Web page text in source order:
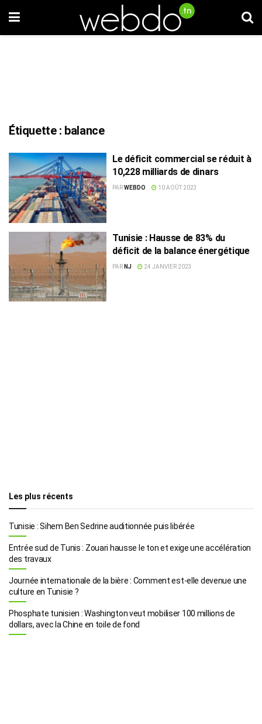
Étiquette : balance
Le déficit commercial se réduit à
10,228 milliards de dinars
PARWEBDO 10 AOÛT 2023
Tunisie : Hausse de 83% du
déficit de la balance énergétique
PAR NJ 24 JANVIER 2023
Les plus récents
Tunisie : Sihem Ben Sedrine auditionnée puis libérée
Entrée sud de Tunis : Zouari hausse le ton et exige une accélération
des travaux
Journée internationale de la bière : Comment est-elle devenue une
culture en Tunisie ?
Phosphate tunisien : Washington veut mobiliser 100 millions de
dollars, avec la Chine en toile de fond